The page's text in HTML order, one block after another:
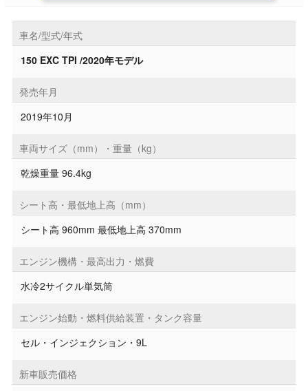
車名/型式/年式
150 EXC TPI /2020年モデル
発売年月
2019年10月
車両サイズ（mm）・重量（kg）
乾燥重量 96.4kg
シート高・最低地上高（mm）
シート高 960mm 最低地上高 370mm
エンジン機構・最高出力・燃費
水冷2サイクル単気筒
エンジン始動・燃料供給装置・タンク容量
セル・インジェクション・9L
新車販売価格